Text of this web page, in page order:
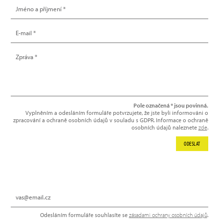
Odesláním formuláře souhlasíte se zásadami ochrany osobních údajů.
Pole označená * jsou povinná.
Vyplněním a odesláním formuláře potvrzujete, že jste byli informováni o
zpracování a ochraně osobních údajů v souladu s GDPR. Informace o ochraně
osobních údajů naleznete zde.
ODESLAT